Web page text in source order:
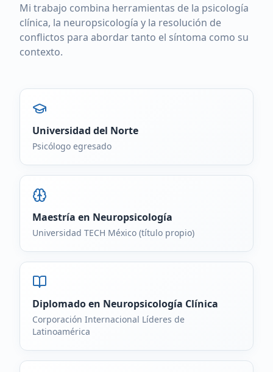
Mi trabajo combina herramientas de la psicología
clínica, la neuropsicología y la resolución de
conflictos para abordar tanto el síntoma como su
contexto.
Universidad del Norte
Psicólogo egresado
Maestría en Neuropsicología
Universidad TECH México (título propio)
Diplomado en Neuropsicología Clínica
Corporación Internacional Líderes de
Latinoamérica